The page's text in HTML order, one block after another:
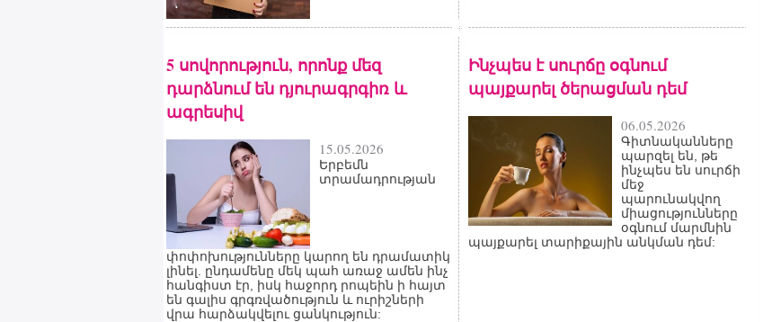
5 սովորություն, որոնք մեզ
դարձնում են դյուրագրգիռ և
ագրեսիվ
15.05.2026
Երբեմն
տրամադրության
փոփոխությունները կարող են դրամատիկ
լինել. ընդամենը մեկ պահ առաջ ամեն ինչ
հանգիստ էր, իսկ հաջորդ րոպեին ի հայտ
են գալիս գրգռվածություն և ուրիշների
վրա հարձակվելու ցանկություն:
Ինչպես է սուրճը օգնում
պայքարել ծերացման դեմ
06.05.2026
Գիտնականները
պարզել են, թե
ինչպես են սուրճի
մեջ
պարունակվող
միացությունները
օգնում մարմնին
պայքարել տարիքային անկման դեմ: